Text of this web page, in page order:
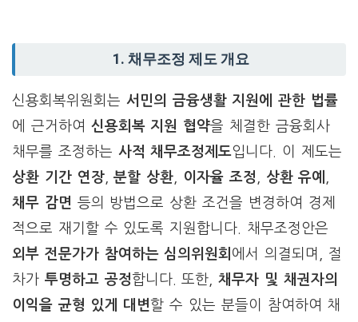
1. 채무조정 제도 개요
신용회복위원회는 서민의 금융생활 지원에 관한 법률
에 근거하여 신용회복 지원 협약을 체결한 금융회사
채무를 조정하는 사적 채무조정제도입니다. 이 제도는
상환 기간 연장,분할 상환 이자율 조정 상환 유예
채무 감면 등의 방법으로 상환 조건을 변경하여 경제
적으로 재기할 수 있도록 지원합니다. 채무조정안은
외부 전문가가 참여하는 심의위원회 에서 의결되며, 절
차가 투명하고 공정합니다. 또한,채무자 및 채권자의
이익을 균형 있게 대변할 수 있는 분들이 참여하여 채